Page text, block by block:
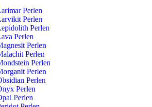
Perlen
Perlen
Perlen
Perlen
Perlen
Perlen
Perlen
Perlen
Perlen
Perlen
Perlen